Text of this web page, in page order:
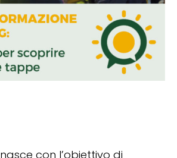
nasce con l’obiettivo di